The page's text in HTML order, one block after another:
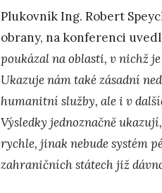
Plukovník Ing. Robert
obrany, na konferenci
poukázal na oblasti, v nichž
Ukazuje nám také zásadní
humanitní služby, ale i v
Výsledky jednoznačně
rychle, jinak nebude systém
zahraničních státech již dávno